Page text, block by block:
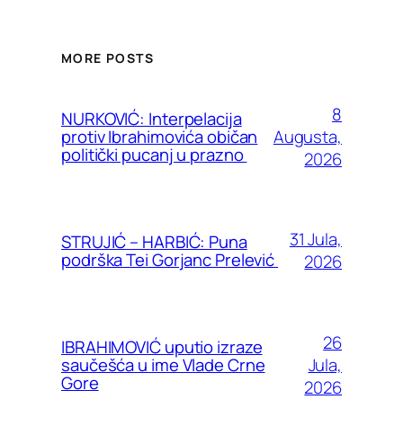
MORE POSTS
NURKOVIĆ: Interpelacija
protiv Ibrahimovića običan
politički pucanj u prazno
8
Augusta,
2026
STRUJIĆ – HARBIĆ: Puna
podrška Tei Gorjanc Prelević
31 Jula,
2026
IBRAHIMOVIĆ uputio izraze
saučešća u ime Vlade Crne
Gore
26
Jula,
2026